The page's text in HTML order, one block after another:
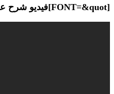
[FONT=&quot]فيديو شرح عن الموقع[/FONT]